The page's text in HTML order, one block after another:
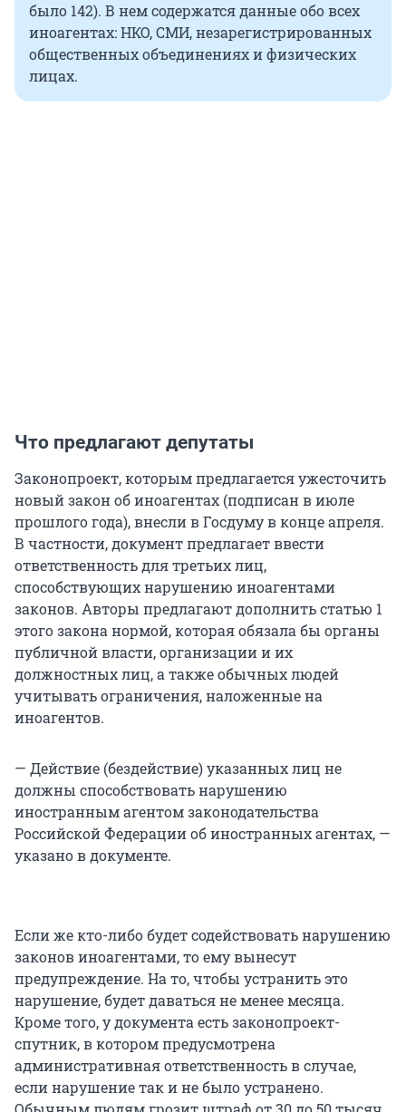
было 142). В нем содержатся данные обо всех
иноагентах: НКО, СМИ, незарегистрированных
общественных объединениях и физических
лицах.
Что предлагают депутаты
Законопроект, которым предлагается ужесточить
новый закон об иноагентах (подписан в июле
прошлого года), внесли в Госдуму в конце апреля.
В частности, документ предлагает ввести
ответственность для третьих лиц,
способствующих нарушению иноагентами
законов. Авторы предлагают дополнить статью 1
этого закона нормой, которая обязала бы органы
публичной власти, организации и их
должностных лиц, а также обычных людей
учитывать ограничения, наложенные на
иноагентов.
— Действие (бездействие) указанных лиц не
должны способствовать нарушению
иностранным агентом законодательства
Российской Федерации об иностранных агентах, —
указано в документе.
Если же кто-либо будет содействовать нарушению
законов иноагентами, то ему вынесут
предупреждение. На то, чтобы устранить это
нарушение, будет даваться не менее месяца.
Кроме того, у документа есть законопроект-
спутник, в котором предусмотрена
административная ответственность в случае,
если нарушение так и не было устранено.